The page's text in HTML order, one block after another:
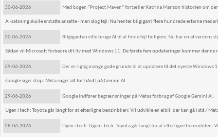
30-06-2026 Med bogen ”Project Maven” fortæller Katrina Manson historien om
AI-satsning skulle erstatte ansatte - men slog fejl: Nu henter bilgigant flere hundrede erfarne
30-06-2026 Bilgiganten ville bruge AI til at finde fejl tidligere. Nu har en af verdens
Sådan vil Microsoft forbedre dit liv med Windows 11: De første fem opdateringer kommer denne
29-06-2026 Der er rigtig mange gode grunde til at opdatere til det nyeste Windows
Google siger stop: Meta suger alt for hårdt på Gemini AI
29-06-2026 Google indfører begrænsninger på Metas forbrug af Google Gemini AI.
Ugen i tech: Toyota går langt for at efterligne benzinbilen: Vil udvikle en elbil, der kan gå i stå /
28-06-2026 Ugen i tech: Ugen i tech: Toyota går langt for at efterligne benzinbilen: